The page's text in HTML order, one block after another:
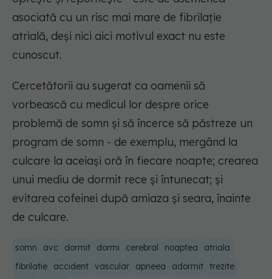
asociată cu un risc mai mare de fibrilație
atrială, deși nici aici motivul exact nu este
cunoscut.
Cercetătorii au sugerat ca oamenii să
vorbească cu medicul lor despre orice
problemă de somn și să încerce să păstreze un
program de somn - de exemplu, mergând la
culcare la aceiași oră în fiecare noapte; crearea
unui mediu de dormit rece și întunecat; și
evitarea cofeinei după amiaza și seara, înainte
de culcare.
somn avc dormit dormi cerebral noaptea
atriala
fibrilatie
accident vascular apneea adormit trezite